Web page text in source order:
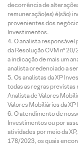
decorrência de
remuneração(es) é(são)
provenientes dos
Investimentos.
O analista
da Resolução CVM nº
a indicação de mais um
analista credenciado a
Os analistas da XP
todas as regras previstas
Analista de Valores
Valores Mobiliários da
O atendimento de
Investimentos ou por
atividades por meio da
178/2023, os quais